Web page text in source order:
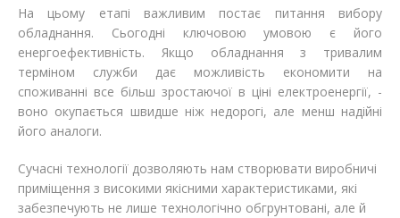
На цьому етапі важливим постає питання вибору
обладнання. Сьогодні ключовою умовою є його
енергоефективність. Якщо обладнання з тривалим
терміном служби дає можливість економити на
споживанні все більш зростаючої в ціні електроенергії, -
воно окупається швидше ніж недорогі, але менш надійні
його аналоги.
Сучасні технології дозволяють нам створювати виробничі
приміщення з високими якісними характеристиками, які
забезпечують не лише технологічно обгрунтовані, але й